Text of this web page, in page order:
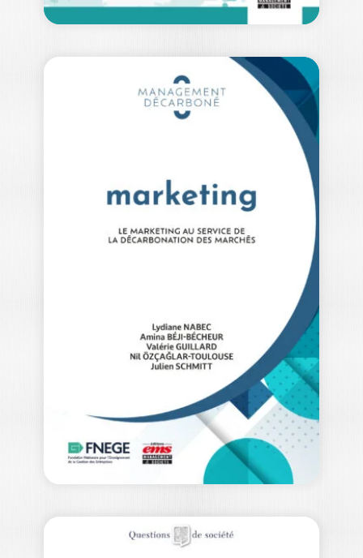
JEAN-PIERRE MONGRAND
Comment garantir demain la qualité des
services publics auxquels les Français
25,00€